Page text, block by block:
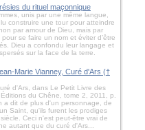
du rituel maçonnique
unis par une même langue,
construire une tour pour atteindre
par amour de Dieu, mais par
pour se faire un nom et éviter d’être
Dieu a confondu leur langage et
sur la face de la terre.
Marie Vianney, Curé d'Ars (†
d'Ars, dans Le Petit Livre des
du Chêne, tome 2, 2011, p.
a dit de plus d'un personnage, de
Saint, qu'ils furent les prodiges
Ceci n'est peut-être vrai de
autant que du curé d'Ars...